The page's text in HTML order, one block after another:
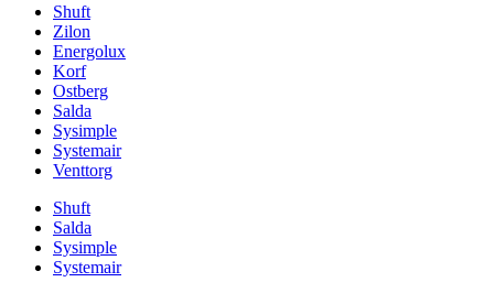
Shuft
Zilon
Energolux
Korf
Ostberg
Salda
Sysimple
Systemair
Venttorg
Shuft
Salda
Sysimple
Systemair